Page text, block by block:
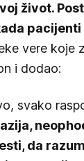
život.
vere koje
i dodao:
svako
da